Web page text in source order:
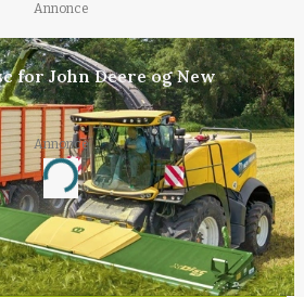
Annonce
for John Deere og New
Annonce
Loading...
Jobs